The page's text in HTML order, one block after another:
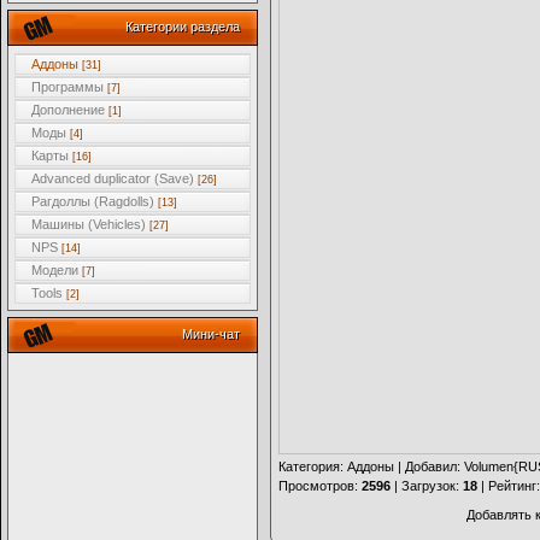
Категории раздела
Аддоны [31]
Программы [7]
Дополнение [1]
Моды [4]
Карты [16]
Advanced duplicator (Save) [26]
Рагдоллы (Ragdolls) [13]
Машины (Vehicles) [27]
NPS [14]
Модели [7]
Tools [2]
Мини-чат
Категория: Аддоны | Добавил:
Просмотров: 2596 | Загрузок: 18 | Рейтинг
Добавлять